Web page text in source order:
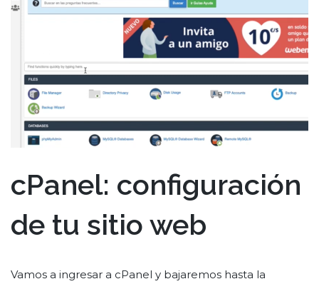
cPanel: configuración
de tu sitio web
Vamos a ingresar a cPanel y bajaremos hasta la